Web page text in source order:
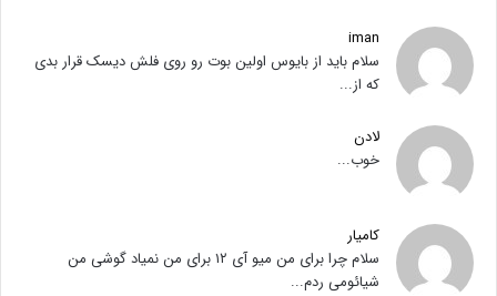
iman
سلام باید از بایوس اولین بوت رو روی فلش دیسک قرار بدی
که از...
لادن
خوب...
کامیار
سلام چرا برای من میو آی ۱۲ برای من نمیاد گوشی من
شیائومی ردم...